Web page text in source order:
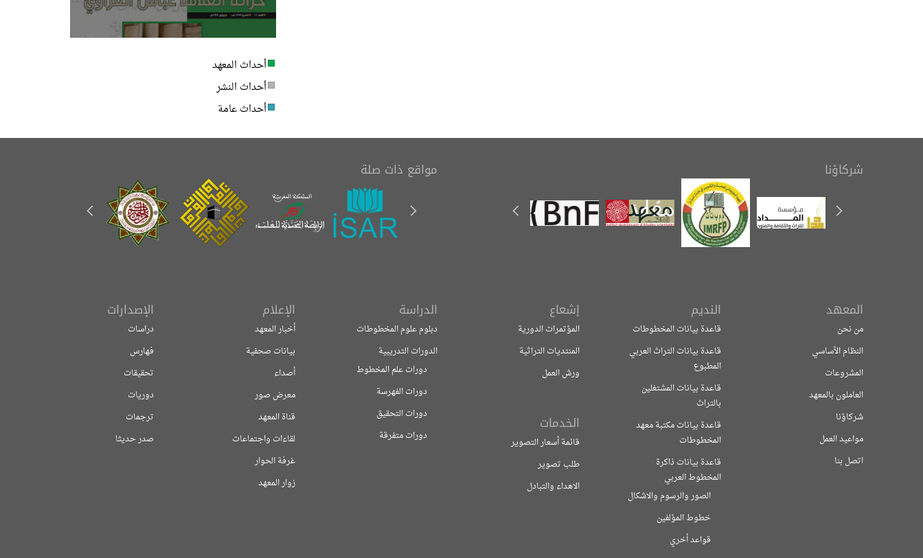
أحداث المعهد
أحداث النشر
أحداث عامة
مواقع ذات صلة شركاؤنا
الإصدارات
دراسات
فهارس
تحقيقات
دوريات
ترجمات
صدر حديثا
الإعلام
أخبار المعهد
بيانات صحفية
أصداء
معرض صور
قناة المعهد
لقاءات واجتماعات
غرفة الحوار
زوار المعهد
الدراسة
دبلوم علوم المخطوطات
الدورات التدريبية
دورات علم المخطوط
دورات الفهرسة
دورات التحقيق
دورات متفرقة
إشعاع
المؤتمرات الدورية
المنتديات التراثية
ورش العمل
الخدمات
قائمة أسعار التصوير
طلب تصوير
الاهداء والتبادل
النديم
قاعدة بيانات المخطوطات
قاعدة بيانات التراث العربي
المطبوع
قاعدة بيانات المشتغلين
بالتراث
قاعدة بيانات مكتبة معهد
المخطوطات
قاعدة بيانات ذاكرة
المخطوط العربي
الصور والرسوم والاشكال
خطوط المؤلفين
قواعد أخري
المعهد
من نحن
النظام الأساسي
المشروعات
العاملون بالمعهد
شركاؤنا
مواعيد العمل
اتصل بنا